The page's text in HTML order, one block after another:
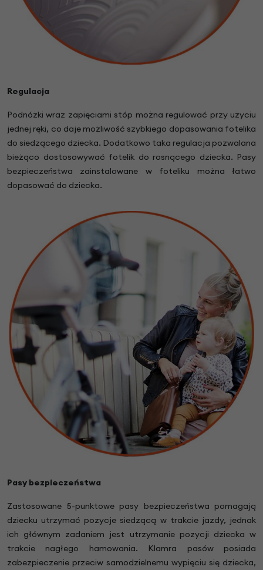
Regulacja
Podnóżki wraz zapięciami stóp można regulować przy użyciu
jednej ręki, co daje możliwość szybkiego dopasowania fotelika
do siedzącego dziecka. Dodatkowo taka regulacja pozwalana
bieżąco dostosowywać fotelik do rosnącego dziecka. Pasy
bezpieczeństwa zainstalowane w foteliku można łatwo
dopasować do dziecka.
Pasy bezpieczeństwa
Zastosowane 5-punktowe pasy bezpieczeństwa pomagają
dziecku utrzymać pozycje siedzącą w trakcie jazdy, jednak
ich głównym zadaniem jest utrzymanie pozycji dziecka w
trakcie nagłego hamowania. Klamra pasów posiada
zabezpieczenie przeciw samodzielnemu wypięciu się dziecka,